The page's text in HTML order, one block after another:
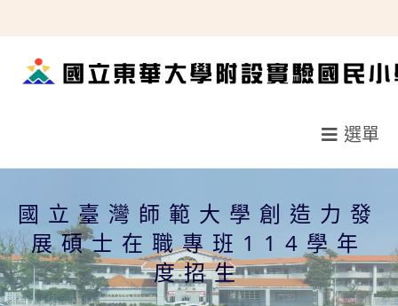
轉
選單
國立臺灣師範大學創造力發
展碩士在職專班114學年
度招生